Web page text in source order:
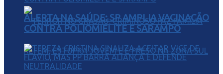
ALERTA NA SAÚDE: SP AMPLIA VACINAÇÃO
CONTRA POLIOMIELITE E SARAMPO